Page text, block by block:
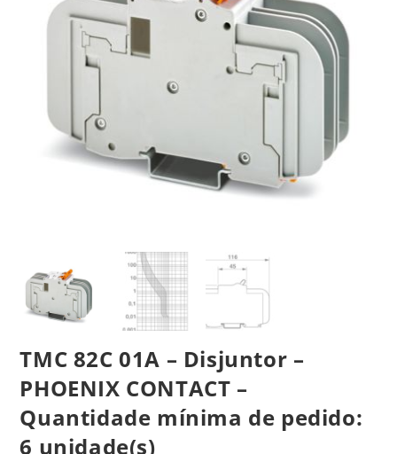
TMC 82C 01A – Disjuntor –
PHOENIX CONTACT –
Quantidade mínima de pedido:
6 unidade(s)